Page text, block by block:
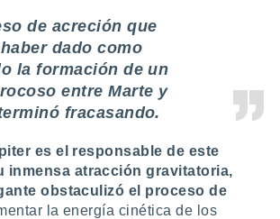
de acreción que
dado como
la formación de un
entre Marte y
fracasando.
es el responsable de este
inmensa atracción gravitatoria,
obstaculizó el proceso de
la energía cinética de los